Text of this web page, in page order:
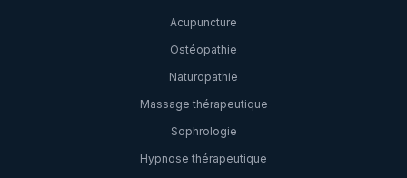
Acupuncture
Ostéopathie
Naturopathie
Massage thérapeutique
Sophrologie
Hypnose thérapeutique